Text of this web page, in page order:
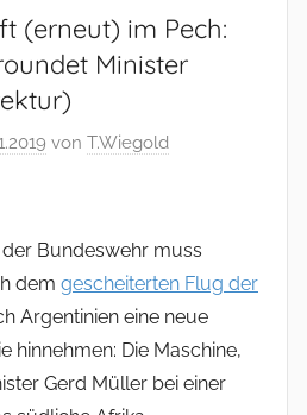
(erneut) im Pech:
Minister
von T.Wiegold
Bundeswehr muss
dem gescheiterten Flug der
Argentinien eine neue
hinnehmen: Die Maschine,
Gerd Müller bei einer